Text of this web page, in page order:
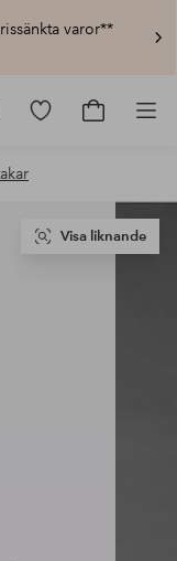
varor**
Gå
Gå
Visa liknande